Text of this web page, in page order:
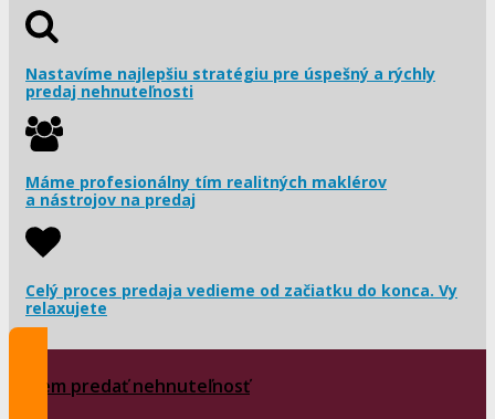
Nastavíme najlepšiu stratégiu pre úspešný a rýchly
predaj nehnuteľnosti
Máme profesionálny tím realitných maklérov
a nástrojov na predaj
Celý proces predaja vedieme od začiatku do konca. Vy
relaxujete
Chcem predať nehnuteľnosť